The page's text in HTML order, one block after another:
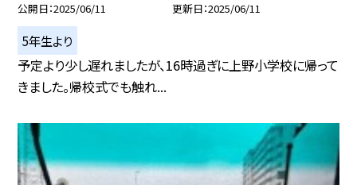
公開日 2025/06/11 更新日 2025/06/11
5年生より
予定より少し遅れましたが、16時過ぎに上野小学校に帰って
きました。帰校式でも触れ...